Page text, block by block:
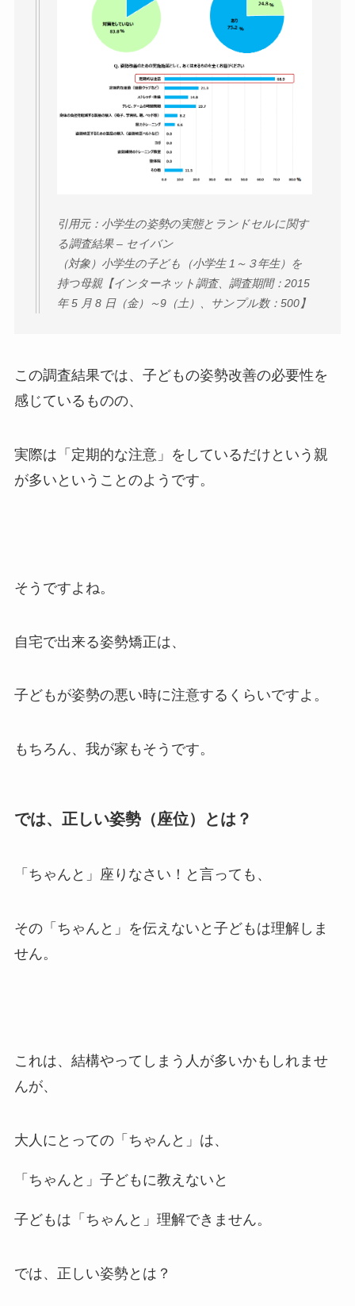
引用元：小学生の姿勢の実態とランドセルに関す
る調査結果 – セイバン
（対象）小学生の子ども（小学生 1～３年生）を
持つ母親【インターネット調査、調査期間：2015
年 5 月 8 日（金）～9（土）、サンプル数：500】
この調査結果では、子どもの姿勢改善の必要性を
感じているものの、
実際は「定期的な注意」をしているだけという親
が多いということのようです。
そうですよね。
自宅で出来る姿勢矯正は、
子どもが姿勢の悪い時に注意するくらいですよ。
もちろん、我が家もそうです。
では、正しい姿勢（座位）とは？
「ちゃんと」座りなさい！と言っても、
その「ちゃんと」を伝えないと子どもは理解しま
せん。
これは、結構やってしまう人が多いかもしれませ
んが、
大人にとっての「 ちゃんと 」は、
「 ちゃんと 」子どもに教えないと
子どもは「 ちゃんと 」理解できません。
では、正しい姿勢とは？